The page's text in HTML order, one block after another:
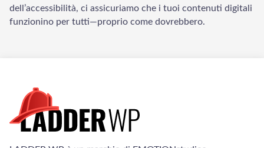
dell’accessibilità, ci assicuriamo che i tuoi contenuti digitali
funzionino per tutti—proprio come dovrebbero.